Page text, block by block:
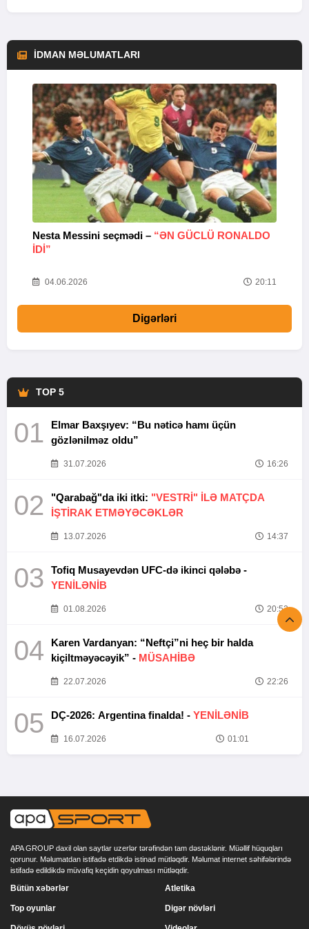
İDMAN MƏLUMATLARI
Nesta Messini seçmədi – “ƏN GÜCLÜ RONALDO
IDI”
04.06.2026 20:11
Digərləri
TOP 5
01
Elmar Baxşıyev: “Bu nəticə hamı üçün
gözlənilməz oldu”
31.07.2026 16:26
02 "Qarabağ"da iki itki: "VESTRİ" İLƏ MATÇDA
İŞTİRAK ETMƏYƏCƏKLƏR
13.07.2026 14:37
03
Tofiq Musayevdən UFC-də ikinci qələbə -
YENİLƏNİB
01.08.2026 20:52
04
Karen Vardanyan: “Neftçi”ni heç bir halda
kiçiltməyəcəyik” - MÜSAHİBƏ
22.07.2026 22:26
05 DÇ-2026: Argentina finalda! - YENİLƏNİB
16.07.2026 01:01
APA GROUP daxil olan saytlar uzerlər tərəfindən tam dəstəklənir. Müəllif hüquqları
qorunur. Məlumatdan istifadə etdikdə istinad mütləqdir. Məlumat internet səhifələrində
istifadə edildikdə müvafiq keçidin qoyulması mütləqdir.
Bütün xəbərlər
Top oyunlar
Atletika
Digər növləri